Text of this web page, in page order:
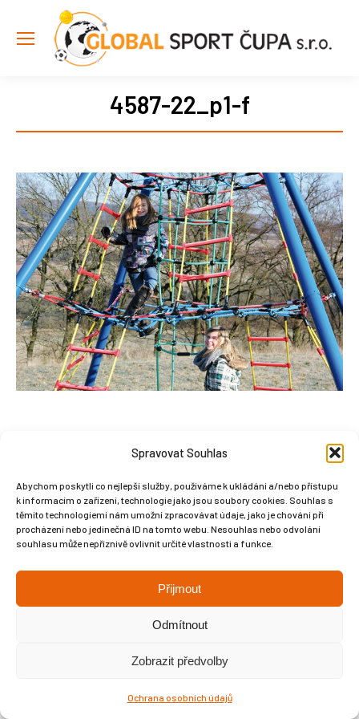
Spravovat Souhlas
Abychom poskytli co nejlepší služby, používáme k ukládání a/nebo přístupu
k informacím o zařízení, technologie jako jsou soubory cookies. Souhlas s
těmito technologiemi nám umožní zpracovávat údaje, jako je chování při
procházení nebo jedinečná ID na tomto webu. Nesouhlas nebo odvolání
souhlasu může nepříznivě ovlivnit určité vlastnosti a funkce.
Přijmout
Odmítnout
Zobrazit předvolby
Ochrana osobních údajů
4587-22_p1-f
Copyright © Weiron Dynamics, s.r.o. |Tvorba webových stráneka
SEO